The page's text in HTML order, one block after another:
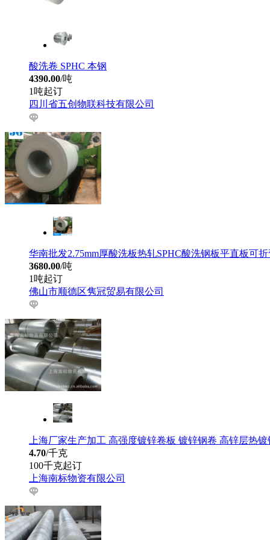
酸洗卷 SPHC 本钢
4390.00/吨
1吨起订
四川省五创物联科技有限公司
华南批发2.75mm厚酸洗板热轧SPHC酸洗钢板平直板可
3680.00/吨
1吨起订
佛山市顺德区隽冠贸易有限公司
上海厂家生产加工 高强度镀锌卷板 镀锌钢卷 高锌层热镀
4.70/千克
100千克起订
上海南标物资有限公司